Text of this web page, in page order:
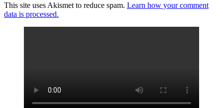
This site uses Akismet to reduce spam. Learn how your comment
data is processed.